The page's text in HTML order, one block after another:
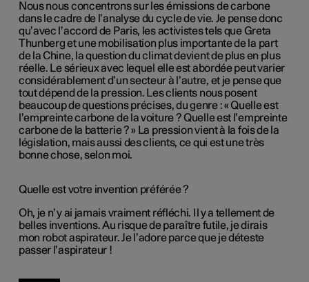
Nous nous concentrons sur les émissions de carbone
dans le cadre de l’analyse du cycle de vie. Je pense donc
qu’avec l’accord de Paris, les activistes tels que Greta
Thunberg et une mobilisation plus importante de la part
de la Chine, la question du climat devient de plus en plus
réelle. Le sérieux avec lequel elle est abordée peut varier
considérablement d’un secteur à l’autre, et je pense que
tout dépend de la pression. Les clients nous posent
beaucoup de questions précises, du genre : « Quelle est
l’empreinte carbone de la voiture ? Quelle est l’empreinte
carbone de la batterie ? » La pression vient à la fois de la
législation, mais aussi des clients, ce qui est une très
bonne chose, selon moi.
Quelle est votre invention préférée ?
Oh, je n’y ai jamais vraiment réfléchi. Il y a tellement de
belles inventions. Au risque de paraître futile, je dirais
mon robot aspirateur. Je l’adore parce que je déteste
passer l’aspirateur !